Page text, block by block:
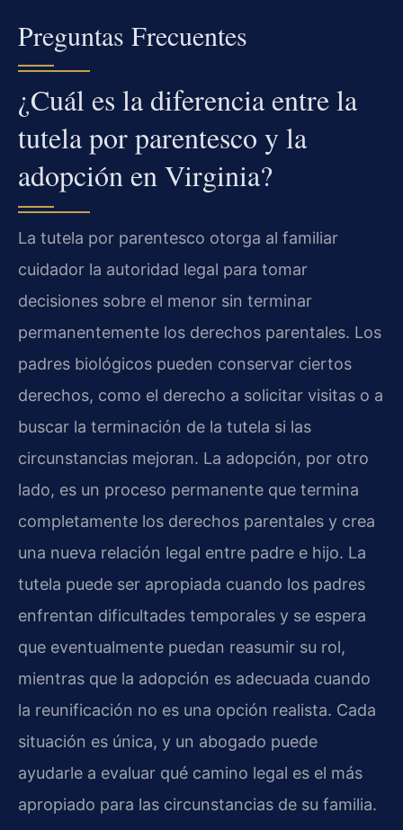
Preguntas Frecuentes
¿Cuál es la diferencia entre la
tutela por parentesco y la
adopción en Virginia?
La tutela por parentesco otorga al familiar
cuidador la autoridad legal para tomar
decisiones sobre el menor sin terminar
permanentemente los derechos parentales. Los
padres biológicos pueden conservar ciertos
derechos, como el derecho a solicitar visitas o a
buscar la terminación de la tutela si las
circunstancias mejoran. La adopción, por otro
lado, es un proceso permanente que termina
completamente los derechos parentales y crea
una nueva relación legal entre padre e hijo. La
tutela puede ser apropiada cuando los padres
enfrentan dificultades temporales y se espera
que eventualmente puedan reasumir su rol,
mientras que la adopción es adecuada cuando
la reunificación no es una opción realista. Cada
situación es única, y un abogado puede
ayudarle a evaluar qué camino legal es el más
apropiado para las circunstancias de su familia.